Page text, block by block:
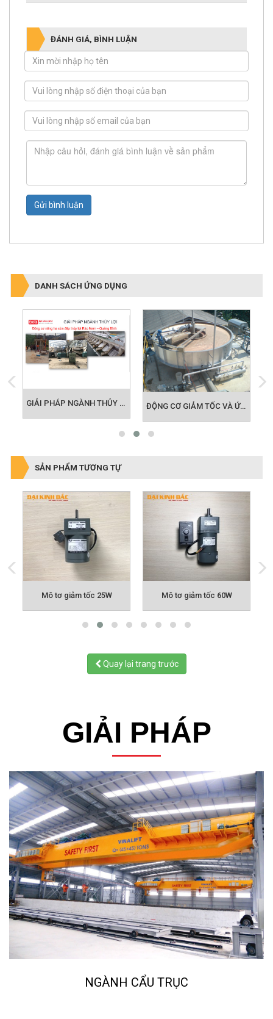
ĐÁNH GIÁ, BÌNH LUẬN
Gửi bình luận
DANH SÁCH ỨNG DỤNG
GIẢI PHÁP NGÀNH THỦY LỢI - NÔNG NGHIỆP ĐỘNG CƠ GIẢM TỐC VÀ ỨNG DỤNG BỂ ADF TRONG LĨNH VỰC MÔI TRƯỜNG
SẢN PHẨM TƯƠNG TỰ
Mô tơ giảm tốc 25W Mô tơ giảm tốc 60W
Quay lại trang trước
GIẢI PHÁP
NGÀNH CẨU TRỤC